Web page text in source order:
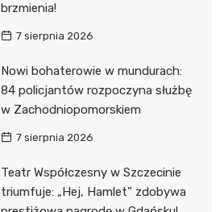
brzmienia!
7 sierpnia 2026
Nowi bohaterowie w mundurach:
84 policjantów rozpoczyna służbę
w Zachodniopomorskiem
7 sierpnia 2026
Teatr Współczesny w Szczecinie
triumfuje: „Hej, Hamlet” zdobywa